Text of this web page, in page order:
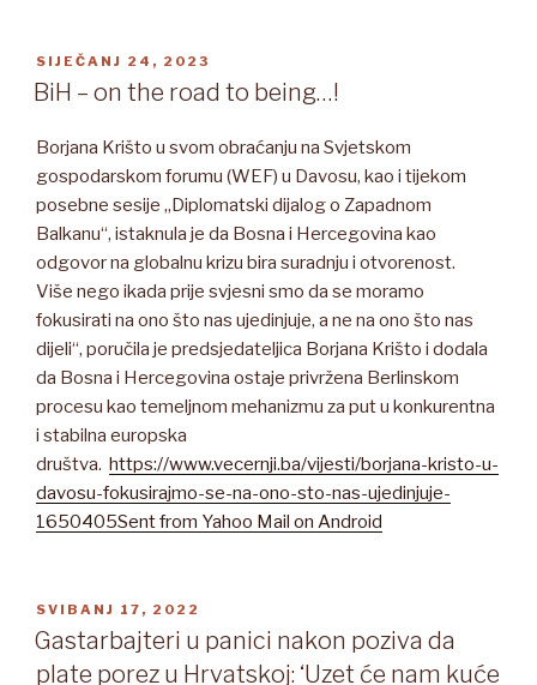
OBJAVLJENO
SIJEČANJ 24, 2023
BiH – on the road to being…!
Borjana Krišto u svom obraćanju na Svjetskom
gospodarskom forumu (WEF) u Davosu, kao i tijekom
posebne sesije „Diplomatski dijalog o Zapadnom
Balkanu“, istaknula je da Bosna i Hercegovina kao
odgovor na globalnu krizu bira suradnju i otvorenost.
Više nego ikada prije svjesni smo da se moramo
fokusirati na ono što nas ujedinjuje, a ne na ono što nas
dijeli“, poručila je predsjedateljica Borjana Krišto i dodala
da Bosna i Hercegovina ostaje privržena Berlinskom
procesu kao temeljnom mehanizmu za put u konkurentna
i stabilna europska
društva. https://www.vecernji.ba/vijesti/borjana-kristo-u-
davosu-fokusirajmo-se-na-ono-sto-nas-ujedinjuje-
1650405Sent from Yahoo Mail on Android
OBJAVLJENO
SVIBANJ 17, 2022
Gastarbajteri u panici nakon poziva da
plate porez u Hrvatskoj: ‘Uzet će nam kuće